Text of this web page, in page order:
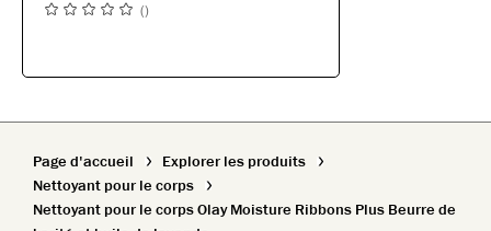
()
Page d'accueil
Explorer les produits
Nettoyant pour le corps
Nettoyant pour le corps Olay Moisture Ribbons Plus Beurre de